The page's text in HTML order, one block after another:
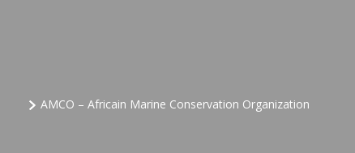
AMCO – Africain Marine Conservation Organization